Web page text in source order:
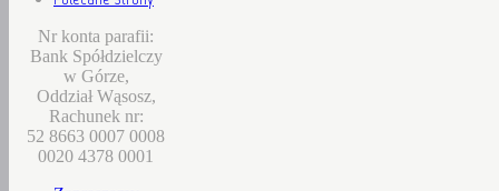
Nr konta parafii:
Bank Spółdzielczy
w Górze,
Oddział Wąsosz,
Rachunek nr:
52 8663 0007 0008
0020 4378 0001